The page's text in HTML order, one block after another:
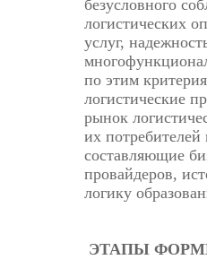
безусловного
логистических
услуг,
по этим
логистические
рынок
их потребителей
составляющие
провайдеров,
логику
ЭТАПЫ